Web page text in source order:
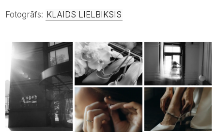
Fotogrāfs: KLAIDS LIELBIKSIS